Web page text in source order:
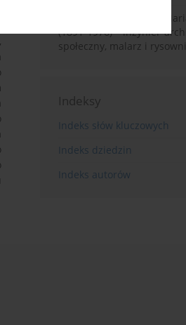
Ze Lwowa na Warmię.
(1891-1976) – inżynier-
społeczny, malarz i
Indeksy
Indeks słów kluczowych
Indeks dziedzin
Indeks autorów